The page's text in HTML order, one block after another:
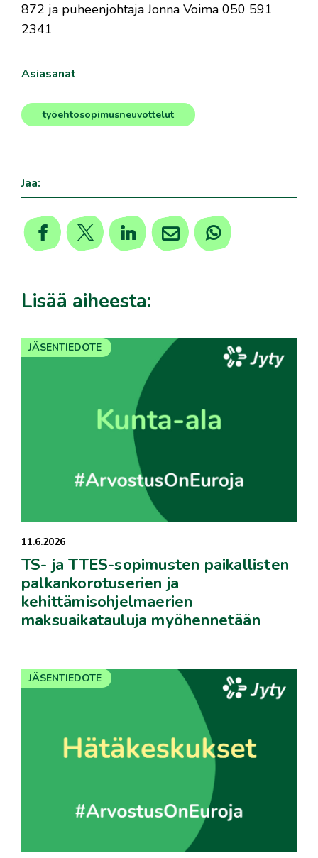
872 ja puheenjohtaja Jonna Voima 050 591
2341
Asiasanat
työehtosopimusneuvottelut
Jaa:
Lisää aiheesta:
11.6.2026
TS- ja TTES-sopimusten paikallisten
palkankorotuserien ja
kehittämisohjelmaerien
maksuaikatauluja myöhennetään
JÄSENTIEDOTE
JÄSENTIEDOTE